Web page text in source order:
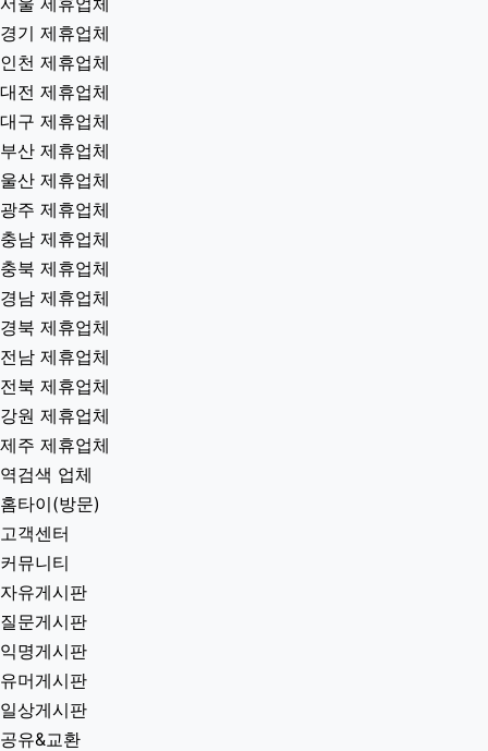
경기 제휴업체
인천 제휴업체
대전 제휴업체
대구 제휴업체
부산 제휴업체
울산 제휴업체
광주 제휴업체
충남 제휴업체
충북 제휴업체
경남 제휴업체
경북 제휴업체
전남 제휴업체
전북 제휴업체
강원 제휴업체
제주 제휴업체
역검색 업체
홈타이(방문)
고객센터
커뮤니티
자유게시판
질문게시판
익명게시판
유머게시판
일상게시판
공유&교환